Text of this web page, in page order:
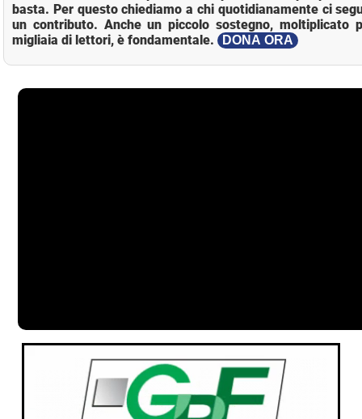
basta. Per questo chiediamo a chi quotidianamente ci
un contributo. Anche un piccolo sostegno, moltiplicato
migliaia di lettori, è fondamentale.
DONA ORA